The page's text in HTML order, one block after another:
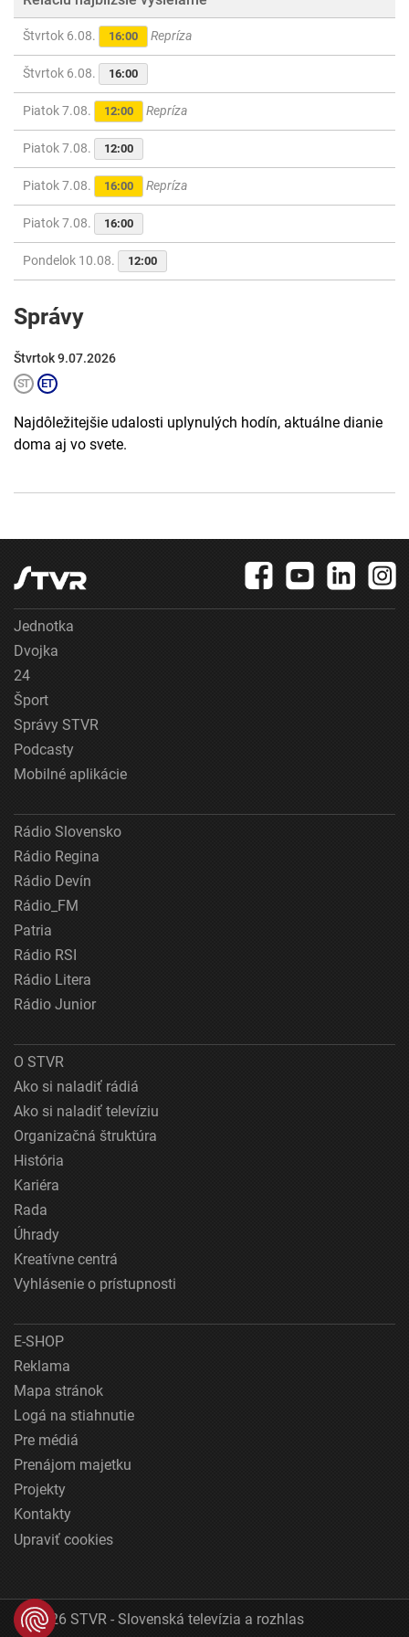
Štvrtok 6.08. 16:00 Repríza
Štvrtok 6.08. 16:00
Piatok 7.08. 12:00 Repríza
Piatok 7.08. 12:00
Piatok 7.08. 16:00 Repríza
Piatok 7.08. 16:00
Pondelok 10.08. 12:00
Správy
Štvrtok 9.07.2026
Najdôležitejšie udalosti uplynulých hodín, aktuálne dianie
doma aj vo svete.
Jednotka
Dvojka
24
Šport
Správy STVR
Podcasty
Mobilné aplikácie
Rádio Slovensko
Rádio Regina
Rádio Devín
Rádio_FM
Patria
Rádio RSI
Rádio Litera
Rádio Junior
O STVR
Ako si naladiť rádiá
Ako si naladiť televíziu
Organizačná štruktúra
História
Kariéra
Rada
Úhrady
Kreatívne centrá
Vyhlásenie o prístupnosti
E-SHOP
Reklama
Mapa stránok
Logá na stiahnutie
Pre médiá
Prenájom majetku
Projekty
Kontakty
Upraviť cookies
© 2026 STVR - Slovenská televízia a rozhlas